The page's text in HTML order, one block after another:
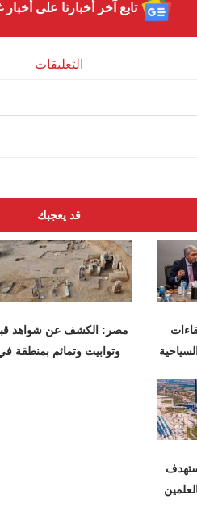
تابع آخر أخبارنا على أخبار
التعليقات
قد يعجبك
مصر: الكشف عن شواهد
وتوابيت وتمائم بمنطقة